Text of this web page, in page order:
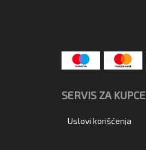
SERVIS ZA KUPCE
Uslovi korišćenja